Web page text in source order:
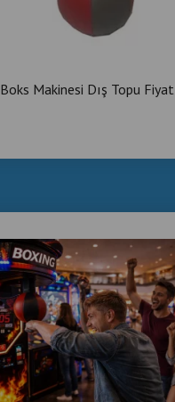
Boks Makinesi Dış Topu